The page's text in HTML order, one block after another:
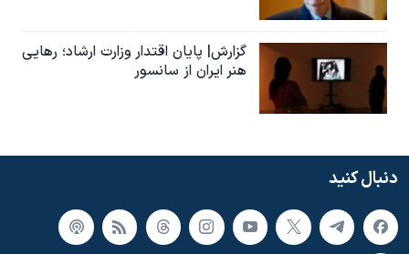
گزارش| پایان اقتدار وزارت ارشاد؛ رهایی
هنر ایران از سانسور
دنبال کنید